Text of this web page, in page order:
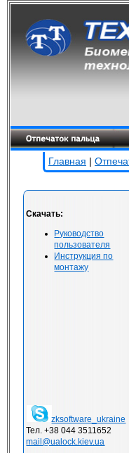
Главная |
Скачать:
Руководство
пользователя
Инструкция по
монтажу
zksoftware_ukraine
Тел. +38 044 3511652
mail@ualock.kiev.ua